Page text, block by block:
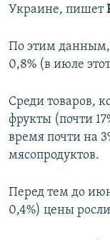
Украине, пишет
По этим данным,
0,8% (в июле
Среди товаров,
фрукты (почти
время почти на
мясопродуктов.
Перед тем до
0,4%) цены